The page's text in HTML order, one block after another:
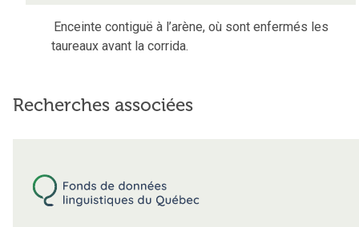
Enceinte contiguë à l’arène, où sont enfermés les
taureaux avant la corrida.
Recherches associées